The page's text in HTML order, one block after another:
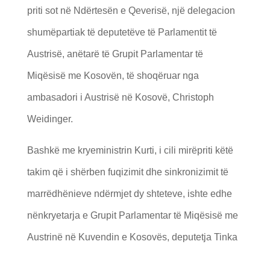
priti sot në Ndërtesën e Qeverisë, një delegacion
shumëpartiak të deputetëve të Parlamentit të
Austrisë, anëtarë të Grupit Parlamentar të
Miqësisë me Kosovën, të shoqëruar nga
ambasadori i Austrisë në Kosovë, Christoph
Weidinger.
Bashkë me kryeministrin Kurti, i cili mirëpriti këtë
takim që i shërben fuqizimit dhe sinkronizimit të
marrëdhënieve ndërmjet dy shteteve, ishte edhe
nënkryetarja e Grupit Parlamentar të Miqësisë me
Austrinë në Kuvendin e Kosovës, deputetja Tinka